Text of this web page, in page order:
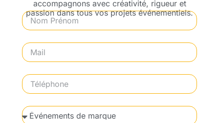
accompagnons avec créativité, rigueur et
passion dans tous vos projets événementiels.